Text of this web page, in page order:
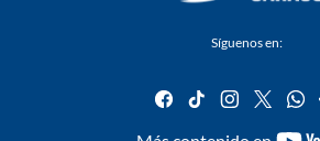
Síguenos en:
facebook
tiktok